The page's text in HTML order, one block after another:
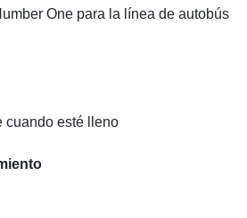
One para la línea de autobús
cuando esté lleno